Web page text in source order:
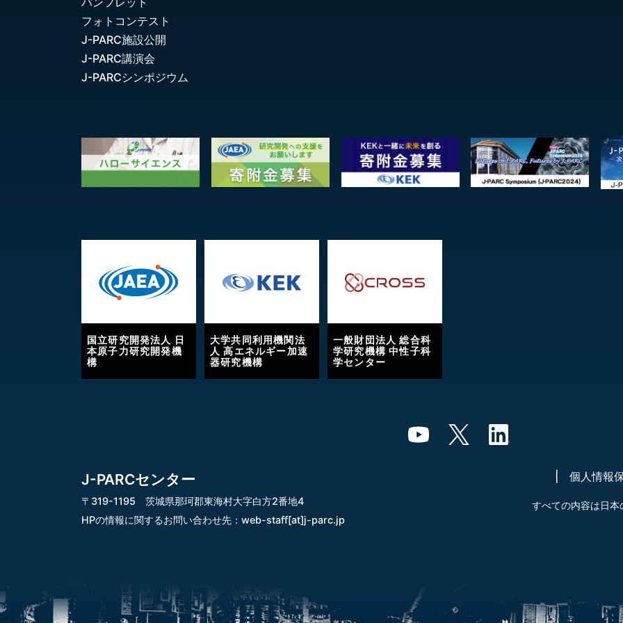
フォトコンテスト
J-PARC施設公開
J-PARC講演会
J-PARCシンポジウム
国立研究開発法人 日
本原子力研究開発機
構
大学共同利用機関法
人 高エネルギー加速
器研究機構
一般財団法人 総合科
学研究機構 中性子科
学センター
J-PARCセンター
〒319-1195 茨城県那珂郡東海村大字白方2番地4
HPの情報に関するお問い合わせ先： web-staff[at]j-parc.jp
個人情報
すべての内容は日